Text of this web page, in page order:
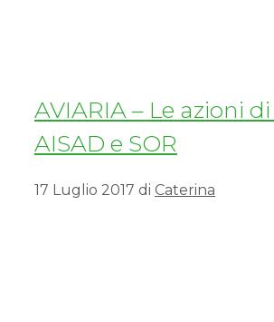
AVIARIA – Le azioni di
AISAD e SOR
17 Luglio 2017 di Caterina